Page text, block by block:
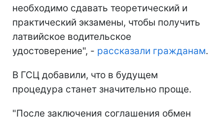
необходимо сдавать теоретический и
практический экзамены, чтобы получить
латвийское водительское
удостоверение", - рассказали гражданам.
В ГСЦ добавили, что в будущем
процедура станет значительно проще.
"После заключения соглашения обмен